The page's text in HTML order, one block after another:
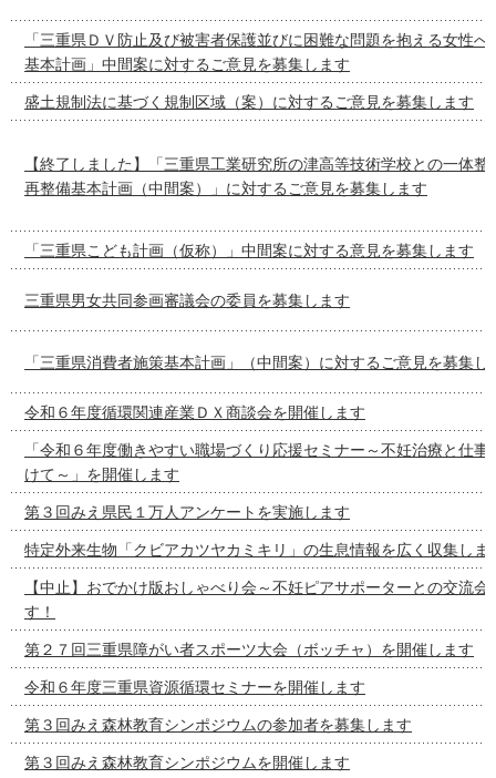
「三重県ＤＶ防止及び被害者保護並びに困難な問題を抱える女性
基本計画」中間案に対するご意見を募集します
盛土規制法に基づく規制区域（案）に対するご意見を募集します
【終了しました】「三重県工業研究所の津高等技術学校との一体
再整備基本計画（中間案）」に対するご意見を募集します
「三重県こども計画（仮称）」中間案に対する意見を募集します
三重県男女共同参画審議会の委員を募集します
「三重県消費者施策基本計画」（中間案）に対するご意見を募集し
令和６年度循環関連産業ＤＸ商談会を開催します
「令和６年度働きやすい職場づくり応援セミナー～不妊治療と仕
けて～」を開催します
第３回みえ県民１万人アンケートを実施します
特定外来生物「クビアカツヤカミキリ」の生息情報を広く収集しま
【中止】おでかけ版おしゃべり会～不妊ピアサポーターとの交流会
す！
第２７回三重県障がい者スポーツ大会（ボッチャ）を開催します
令和６年度三重県資源循環セミナーを開催します
第３回みえ森林教育シンポジウムの参加者を募集します
第３回みえ森林教育シンポジウムを開催します